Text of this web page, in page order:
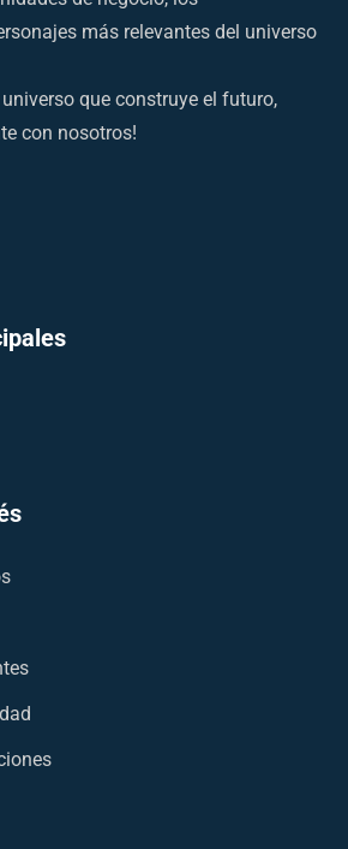
más relevantes del universo
que construye el futuro,
con nosotros!